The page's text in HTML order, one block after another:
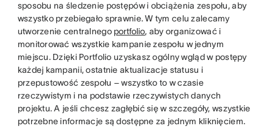
sposobu na śledzenie postępów i obciążenia zespołu, aby
wszystko przebiegało sprawnie. W tym celu zalecamy
utworzenie centralnego portfolio, aby organizować i
monitorować wszystkie kampanie zespołu w jednym
miejscu. Dzięki Portfolio uzyskasz ogólny wgląd w postępy
każdej kampanii, ostatnie aktualizacje statusu i
przepustowość zespołu – wszystko to w czasie
rzeczywistym i na podstawie rzeczywistych danych
projektu. A jeśli chcesz zagłębić się w szczegóły, wszystkie
potrzebne informacje są dostępne za jednym kliknięciem.